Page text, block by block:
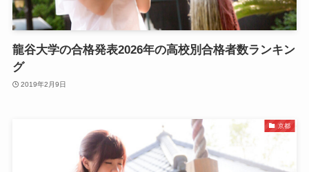
龍谷大学の合格発表2026年の高校別合格者数ランキン
グ
2019年2月9日
京都